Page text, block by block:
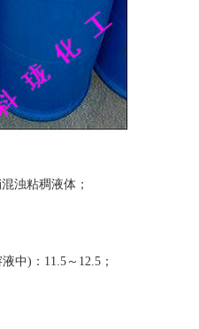
浊粘稠液体；
)：11.5～12.5；